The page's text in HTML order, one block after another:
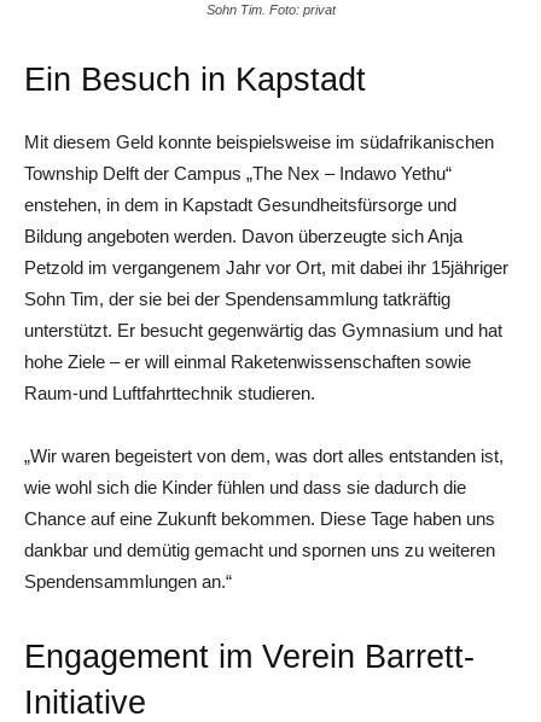
Sohn Tim. Foto: privat
Ein Besuch in Kapstadt
Mit diesem Geld konnte beispielsweise im südafrikanischen
Township Delft der Campus „The Nex – Indawo Yethu“
enstehen, in dem in Kapstadt Gesundheitsfürsorge und
Bildung angeboten werden. Davon überzeugte sich Anja
Petzold im vergangenem Jahr vor Ort, mit dabei ihr 15jähriger
Sohn Tim, der sie bei der Spendensammlung tatkräftig
unterstützt. Er besucht gegenwärtig das Gymnasium und hat
hohe Ziele – er will einmal Raketenwissenschaften sowie
Raum-und Luftfahrttechnik studieren.
„Wir waren begeistert von dem, was dort alles entstanden ist,
wie wohl sich die Kinder fühlen und dass sie dadurch die
Chance auf eine Zukunft bekommen. Diese Tage haben uns
dankbar und demütig gemacht und spornen uns zu weiteren
Spendensammlungen an.“
Engagement im Verein Barrett-
Initiative